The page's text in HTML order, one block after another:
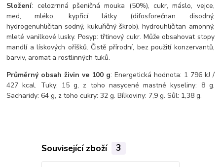
Složení: celozrnná pšeničná mouka (50%), cukr, máslo, vejce,
med, mléko, kypřicí látky (difosforečnan disodný,
hydrogenuhličitan sodný, kukuřičný škrob), hydrouhličitan amonný,
mleté vanilkové lusky. Posyp: třtinový cukr. Může obsahovat stopy
mandlí a lískových oříšků. Čistě přírodní, bez použití konzervantů,
barviv, aromat a rostlinných tuků.
Průměrný obsah živin ve 100 g: Energetická hodnota: 1 796 kJ /
427 kcal. Tuky: 15 g, z toho nasycené mastné kyseliny: 8 g.
Sacharidy: 64 g, z toho cukry: 32 g. Bílkoviny: 7,9 g. Sůl: 1,38 g.
Související zboží 3